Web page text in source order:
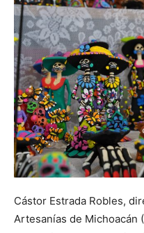
Cástor Estrada Robles,
Artesanías de Michoacán